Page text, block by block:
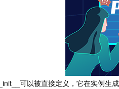
可以被直接定义，它在实例生